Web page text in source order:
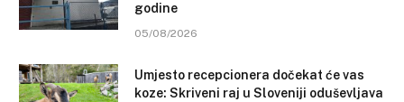
godine
05/08/2026
Umjesto recepcionera dočekat će vas
koze: Skriveni raj u Sloveniji oduševljava